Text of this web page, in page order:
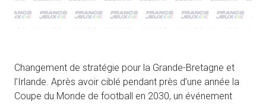
Changement de stratégie pour la Grande-Bretagne et
l’Irlande. Après avoir ciblé pendant près d’une année la
Coupe du Monde de football en 2030, un événement